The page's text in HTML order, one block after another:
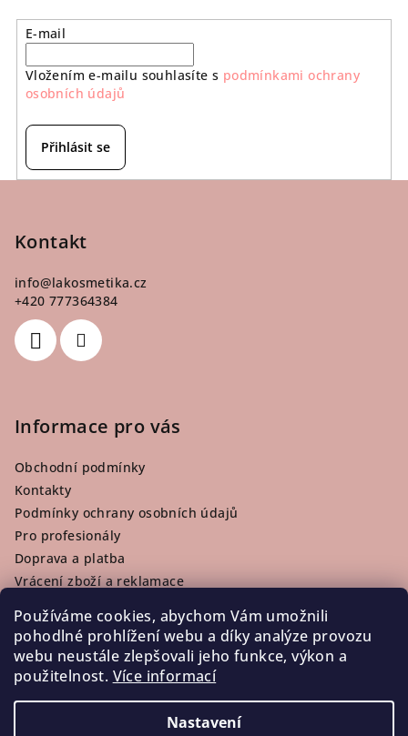
Používáme cookies, abychom Vám umožnili
pohodlné prohlížení webu a díky analýze provozu
webu neustále zlepšovali jeho funkce, výkon a
použitelnost. Více informací
Nastavení
E-mail
Vložením e-mailu souhlasíte s podmínkami ochrany
osobních údajů
Přihlásit se
Kontakt
info@lakosmetika.cz
+420 777364384
Informace pro vás
Obchodní podmínky
Kontakty
Podmínky ochrany osobních údajů
Pro profesionály
Doprava a platba
Vrácení zboží a reklamace
Facebook